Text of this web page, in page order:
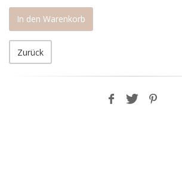
In den Warenkorb
Zurück